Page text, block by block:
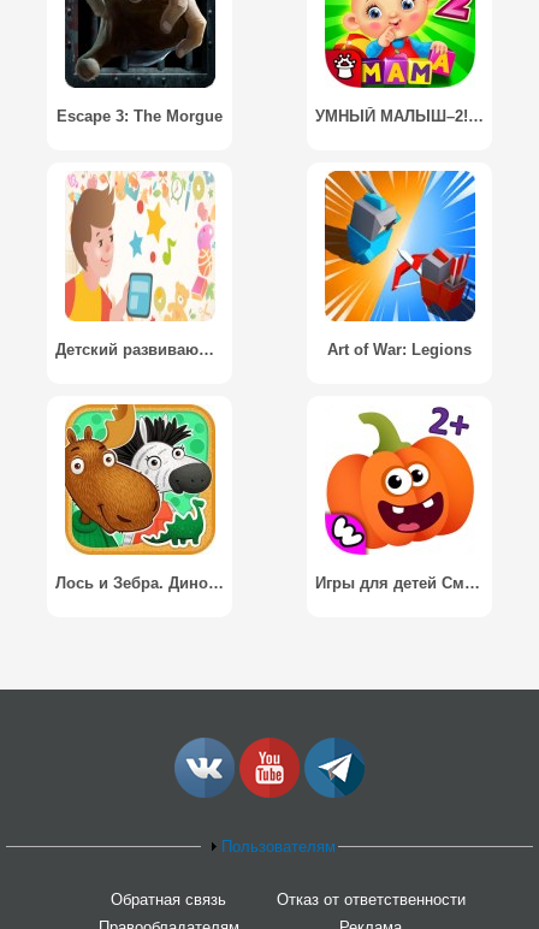
Escape 3: The Morgue УМНЫЙ МАЛЫШ–2! Игры детям FULL
Детский развивающий журнал Art of War: Legions
Лось и Зебра. Динозавры Игры для детей Смешная Еда PRO
Пользователям
Обратная связь
Отказ от ответственности